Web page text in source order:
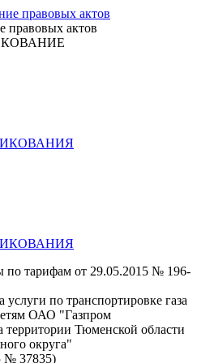
правовых актов
по тарифам от 29.05.2015 № 196-
по транспортировке газа
ОАО "Газпром
территории Тюменской области
округа"
№ 37835)